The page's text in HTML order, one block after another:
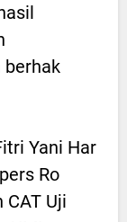
berhak
Yani Har
Ro
CAT Uji